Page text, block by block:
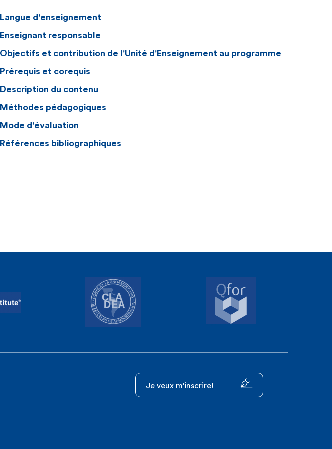
Langue d'enseignement
Enseignant responsable
Objectifs et contribution de l'Unité d'Enseignement au programme
Prérequis et corequis
Description du contenu
Méthodes pédagogiques
Mode d'évaluation
Références bibliographiques
Je veux m'inscrire!